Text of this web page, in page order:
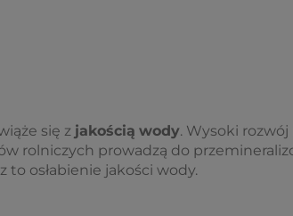
się z jakością wody. Wysoki
rolniczych prowadzą do
to osłabienie jakości wody.